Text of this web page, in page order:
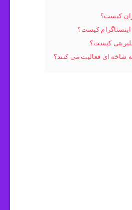
کیست؟
اینستاگرام کیست؟
کیست؟
شاخه ای فعالیت می کنند؟